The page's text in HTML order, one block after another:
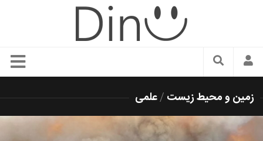
زیبایی و آرایش
زمین و محیط زیست /علمی